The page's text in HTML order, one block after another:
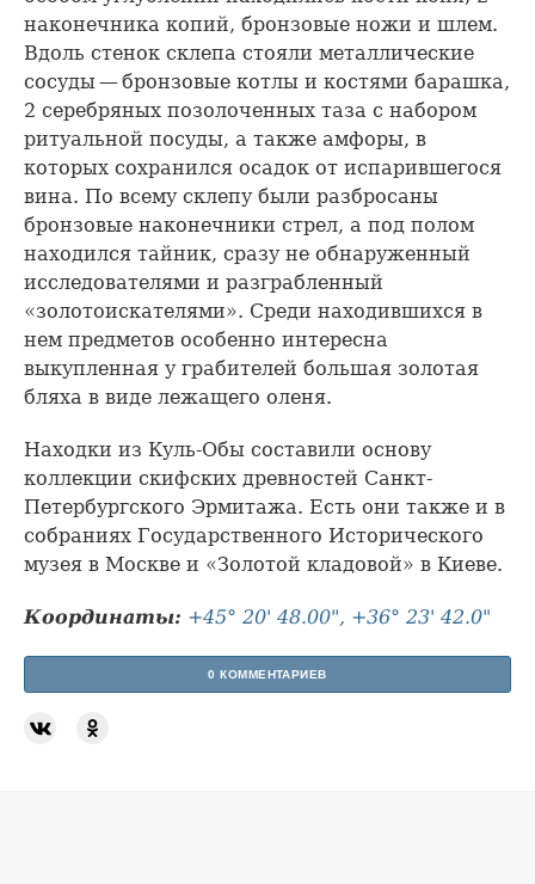
наконечника копий, бронзовые ножи и шлем.
Вдоль стенок склепа стояли металлические
сосуды — бронзовые котлы и костями барашка,
2 серебряных позолоченных таза с набором
ритуальной посуды, а также амфоры, в
которых сохранился осадок от испарившегося
вина. По всему склепу были разбросаны
бронзовые наконечники стрел, а под полом
находился тайник, сразу не обнаруженный
исследователями и разграбленный
«золотоискателями». Среди находившихся в
нем предметов особенно интересна
выкупленная у грабителей большая золотая
бляха в виде лежащего оленя.
Находки из Куль-Обы составили основу
коллекции скифских древностей Санкт-
Петербургского Эрмитажа. Есть они также и в
собраниях Государственного Исторического
музея в Москве и «Золотой кладовой» в Киеве.
Координаты: +45° 20' 48.00", +36° 23' 42.0"
0 КОММЕНТАРИЕВ